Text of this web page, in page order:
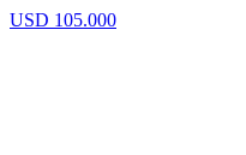
USD 105.000